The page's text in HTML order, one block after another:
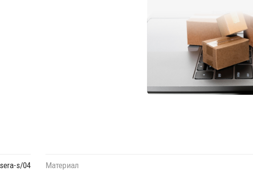
s/04 Материал